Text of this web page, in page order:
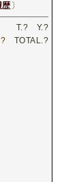
歴 〕
T.? Y.?
? TOTAL.?